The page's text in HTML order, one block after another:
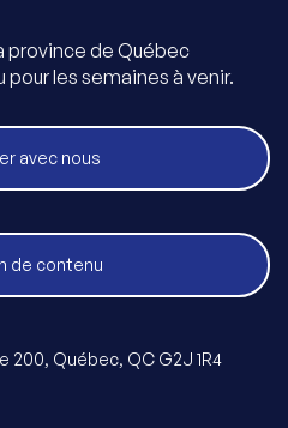
province de Québec
pour les semaines à venir.
avec nous
de contenu
200, Québec, QC G2J 1R4